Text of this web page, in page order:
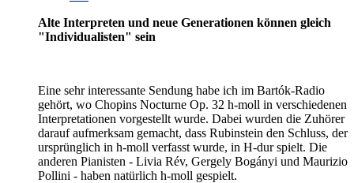
Alte Interpreten und neue Generationen können gleich
"Individualisten" sein
Eine sehr interessante Sendung habe ich im Bartók-Radio
gehört, wo Chopins Nocturne Op. 32 h-moll in verschiedenen
Interpretationen vorgestellt wurde. Dabei wurden die Zuhörer
darauf aufmerksam gemacht, dass Rubinstein den Schluss, der
ursprünglich in h-moll verfasst wurde, in H-dur spielt. Die
anderen Pianisten - Livia Rév, Gergely Bogányi und Maurizio
Pollini - haben natürlich h-moll gespielt.